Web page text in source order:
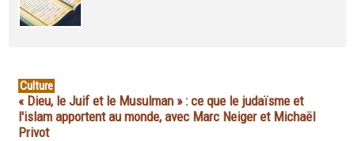
Culture
« Dieu, le Juif et le Musulman » : ce que le judaïsme et
l'islam apportent au monde, avec Marc Neiger et Michaël
Privot